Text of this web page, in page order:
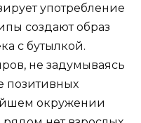
употребление
создают образ
с бутылкой.
не задумываясь
позитивных
окружении